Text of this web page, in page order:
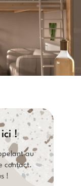
ici !
au
contact.
!